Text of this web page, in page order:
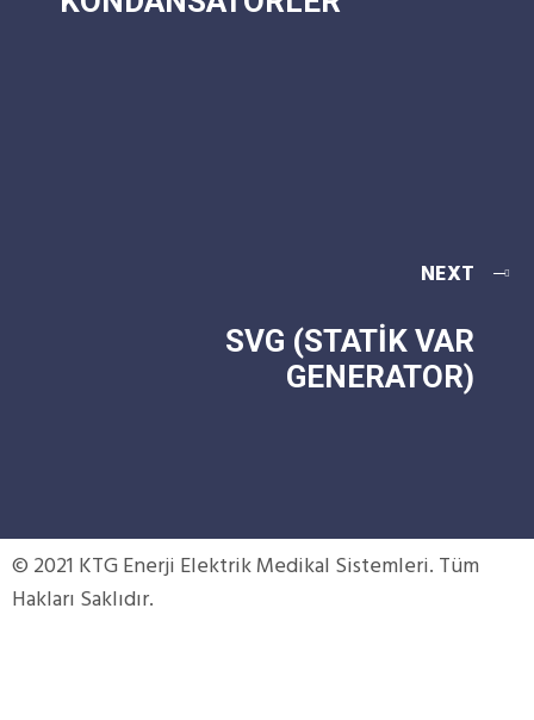
NEXT
SVG (STATİK VAR
GENERATOR)
© 2021 KTG Enerji Elektrik Medikal Sistemleri. Tüm
Hakları Saklıdır.